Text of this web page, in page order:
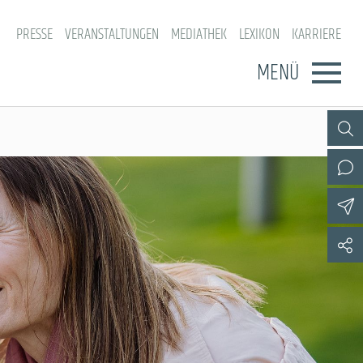
PRESSE VERANSTALTUNGEN MEDIATHEK LEXIKON KARRIERE
MENÜ